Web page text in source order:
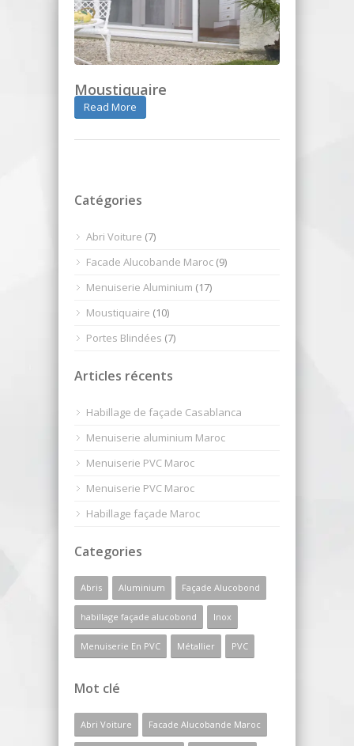
Moustiquaire
Read More
Catégories
Abri Voiture (7)
Facade Alucobande Maroc (9)
Menuiserie Aluminium (17)
Moustiquaire (10)
Portes Blindées (7)
Articles récents
Habillage de façade Casablanca
Menuiserie aluminium Maroc
Menuiserie PVC Maroc
Menuiserie PVC Maroc
Habillage façade Maroc
Categories
Abris Aluminium Façade Alucobond
habillage façade alucobond Inox
Menuiserie En PVC Métallier PVC
Mot clé
Abri Voiture Facade Alucobande Maroc